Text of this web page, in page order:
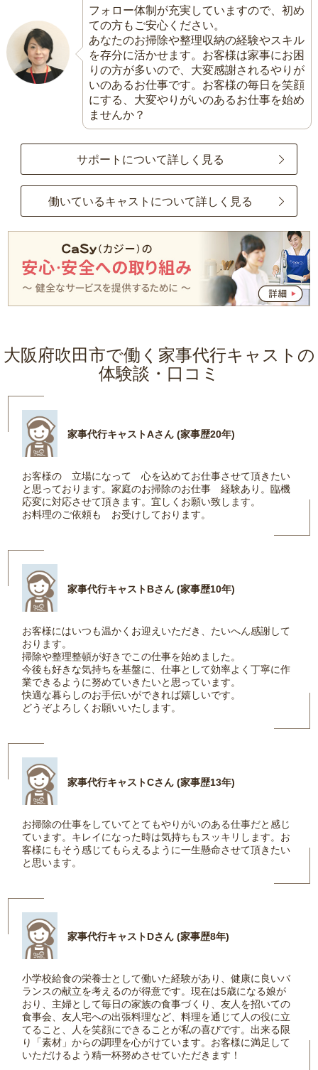
フォロー体制が充実していますので、初め
ての方もご安心ください。
あなたのお掃除や整理収納の経験やスキル
を存分に活かせます。お客様は家事にお困
りの方が多いので、大変感謝されるやりが
いのあるお仕事です。お客様の毎日を笑顔
にする、大変やりがいのあるお仕事を始め
ませんか？
サポートについて詳しく見る
働いているキャストについて詳しく見る
大阪府吹田市で働く家事代行キャストの
体験談・口コミ
家事代行キャストAさん (家事歴20年)
お客様の 立場になって 心を込めてお仕事させて頂きたい
と思っております。家庭のお掃除のお仕事 経験あり。臨機
応変に対応させて頂きます。宜しくお願い致します。
お料理のご依頼も お受けしております。
家事代行キャストBさん (家事歴10年)
お客様にはいつも温かくお迎えいただき、たいへん感謝して
おります。
掃除や整理整頓が好きでこの仕事を始めました。
今後も好きな気持ちを基盤に、仕事として効率よく丁寧に作
業できるように努めていきたいと思っています。
快適な暮らしのお手伝いができれば嬉しいです。
どうぞよろしくお願いいたします。
家事代行キャストCさん (家事歴13年)
お掃除の仕事をしていてとてもやりがいのある仕事だと感じ
ています。キレイになった時は気持ちもスッキリします。お
客様にもそう感じてもらえるように一生懸命させて頂きたい
と思います。
家事代行キャストDさん (家事歴8年)
小学校給食の栄養士として働いた経験があり、健康に良いバ
ランスの献立を考えるのが得意です。現在は5歳になる娘が
おり、主婦として毎日の家族の食事づくり、友人を招いての
食事会、友人宅への出張料理など、料理を通じて人の役に立
てること、人を笑顔にできることが私の喜びです。出来る限
り「素材」からの調理を心がけています。お客様に満足して
いただけるよう精一杯努めさせていただきます！